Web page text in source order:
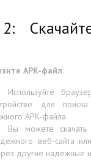
APK-файл:
Используйте
для
APK-файла.
Вы можете
веб-сайта
другие надежные